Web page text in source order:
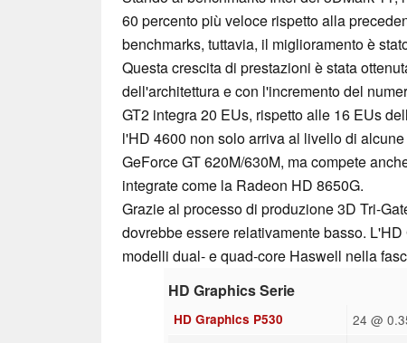
60 percento più veloce rispetto alla
benchmarks, tuttavia, il miglioramento è
Questa crescita di prestazioni è stata
dell'architettura e con l'incremento del
GT2 integra 20 EUs, rispetto alle 16 EUs
l'HD 4600 non solo arriva al livello di
GeForce GT 620M/630M, ma compete
integrate come la Radeon HD 8650G.
Grazie al processo di produzione 3D Tri-
dovrebbe essere relativamente basso.
modelli dual- e quad-core Haswell nella
HD Graphics Serie
HD Graphics P530 24 @